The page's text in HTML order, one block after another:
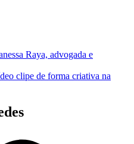
Raya, advogada e
clipe de forma criativa na